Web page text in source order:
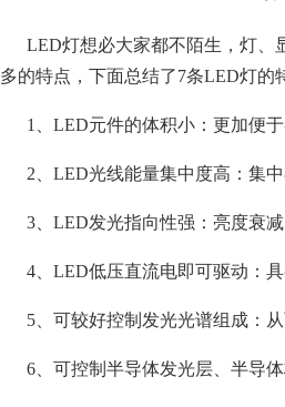
LED灯想必大家都不陌生，灯、
多的特点，下面总结了7条LED灯的
1、LED元件的体积小：更加便于
2、LED光线能量集中度高：集中
3、LED发光指向性强：亮度衰减
4、LED低压直流电即可驱动：具
5、可较好控制发光光谱组成：从
6、可控制半导体发光层、半导体